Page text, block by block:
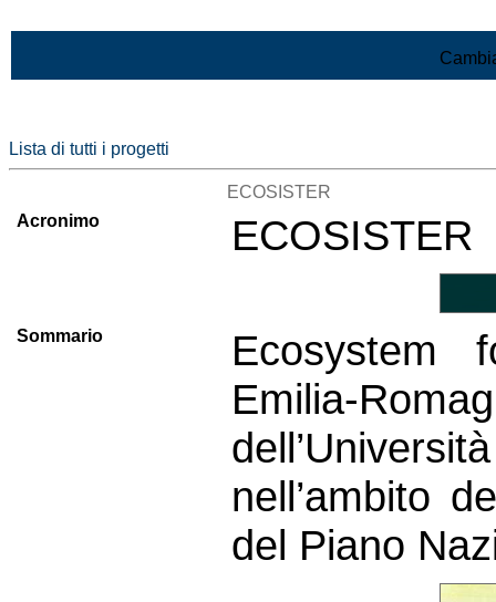
Lista di tutti i progetti
ECOSISTER
Acronimo
ECOSISTER
Sommario
Ecosystem
Emilia-
nell’ambito
del Piano